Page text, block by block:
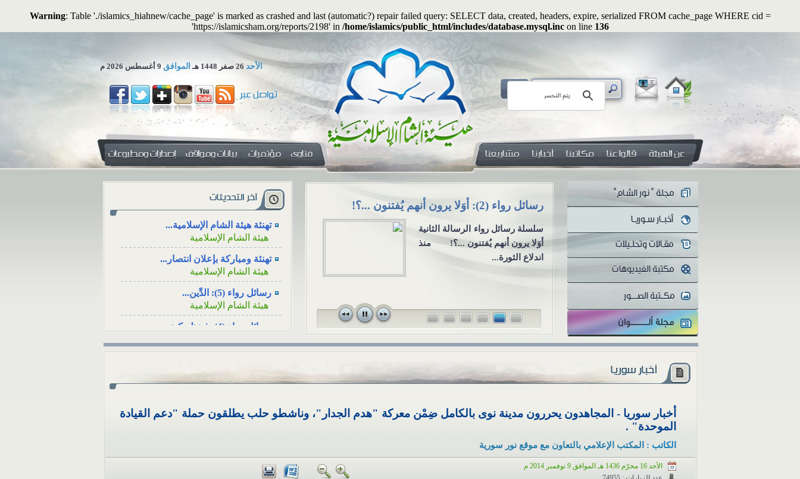
Warning: Table './islamics_hiahnew/cache_page' is marked as crashed and last (automatic?) repair failed query: SELECT data, created, headers, expire, serialized FROM cache_page WHERE cid =
'https://islamicsham.org/reports/2198' in /home/islamics/public_html/includes/database.mysql.incon line 136
الأحد 26 صفر 1448 هـ الموافق 9 أغسطس 2026 م
أوَلا يرون أنهم يُفتنون ...؟! منذ
هل يجوز جعلُ المهرِ منفعةً معنوية؟
هل يجوز جعلُ المهرِ منفعةً
معنوية؟ السؤال: هل يجوز أن
يكون المهرُ منفعةً أو خِدمةً
الاجتماع للعزاء، والتعزية من خلال وسائل
التواصل الاجتماعي
الاجتماع للعزاء، ووقته، والتعزية
من خلال وسائل التواصل
الاجتماعي السؤال: عند وفاة
قريبٍ لأحد الأصدقاء هل يكفي
هل تجوز الاستعاضة عن المال...
المكتب العلمي ـ هيئة الشام...
هيئة الشام الإسلامية
تهنئة ومباركة بإعلان انتصار...
هيئة الشام الإسلامية
رسائل رواء (5): الدِّين...
هيئة الشام الإسلامية
رسائل رواء (4): فينظرَ كيف...
هيئة الشام الإسلامية
رسائل رواء (3): لا يُسلِمُه...
رسائل رواء (1): وأصلحوا ذات...
رسائل رواء (2): أوَلا يرون...
المكتب العلمي ـ هيئة الشام...
أخبار سوريا - المجاهدون يحررون مدينة نوى بالكامل ضِمْن معركة "هدم الجدار"، وناشطو حلب يطلقون حملة "دعم القيادة
الموحدة" .
الكاتب : المكتب الإعلامي بالتعاون مع موقع نور سورية
الأحد 16 محرّم 1436 هـ الموافق 9 نوفمبر 2014 م